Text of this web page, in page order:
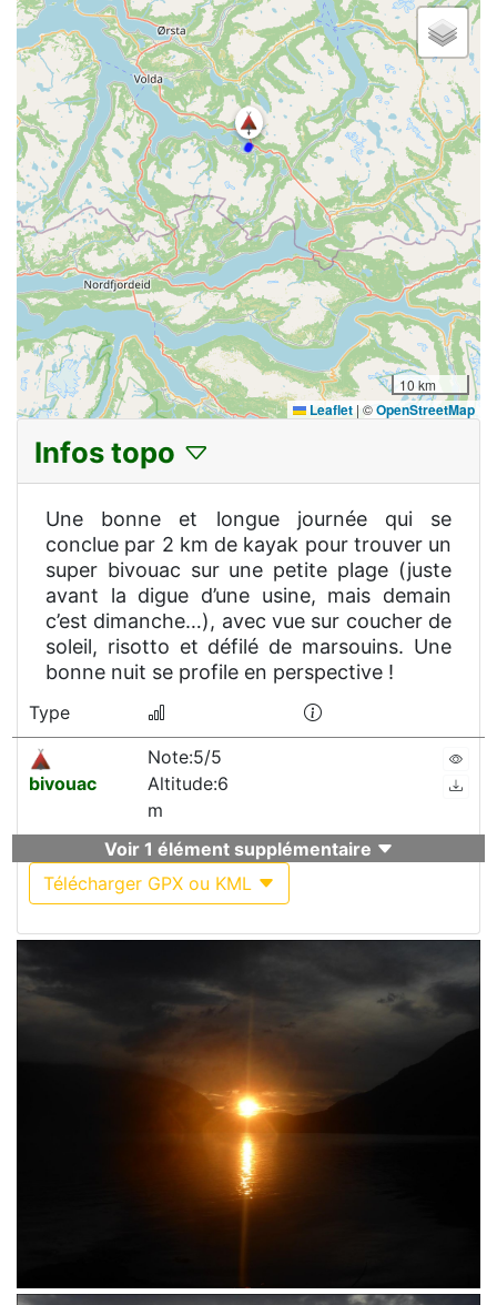
10 km
Leaflet | ©OpenStreetMap
Infos topo
Une bonne et longue journée qui se
conclue par 2 km de kayak pour trouver un
super bivouac sur une petite plage (juste
avant la digue d’une usine, mais demain
c’est dimanche…), avec vue sur coucher de
soleil, risotto et défilé de marsouins. Une
bonne nuit se profile en perspective !
Type
bivouac
Note:5/5
Altitude:6
m
Voir 1 élément supplémentaire
Télécharger GPX ou KML